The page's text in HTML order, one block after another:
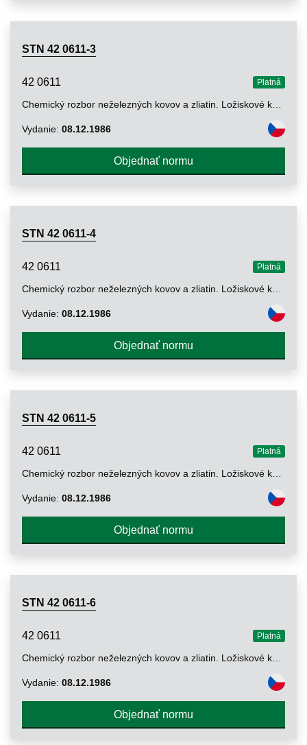
STN 42 0611-3
42 0611 Platná
Vydanie: 08.12.1986
Objednať normu
STN 42 0611-4
42 0611 Platná
Vydanie: 08.12.1986
Objednať normu
STN 42 0611-5
42 0611 Platná
Vydanie: 08.12.1986
Objednať normu
STN 42 0611-6
42 0611 Platná
Vydanie: 08.12.1986
Objednať normu